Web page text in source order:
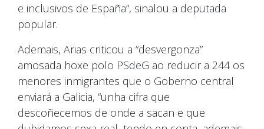
e inclusivos de España”, sinalou a deputada
popular.
Ademais, Arias criticou a “desvergonza”
amosada hoxe polo PSdeG ao reducir a 244 os
menores inmigrantes que o Goberno central
enviará a Galicia, “unha cifra que
descoñecemos de onde a sacan e que